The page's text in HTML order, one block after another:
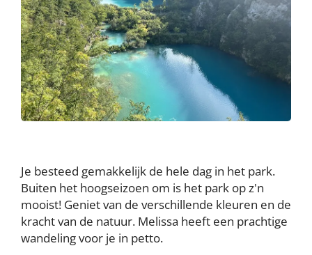
Je besteed gemakkelijk de hele dag in het park.
Buiten het hoogseizoen om is het park op z'n
mooist! Geniet van de verschillende kleuren en de
kracht van de natuur. Melissa heeft een prachtige
wandeling voor je in petto.